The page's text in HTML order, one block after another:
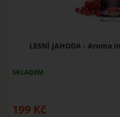
LESNÍ JAHODA - Aroma
SKLADEM
199 Kč